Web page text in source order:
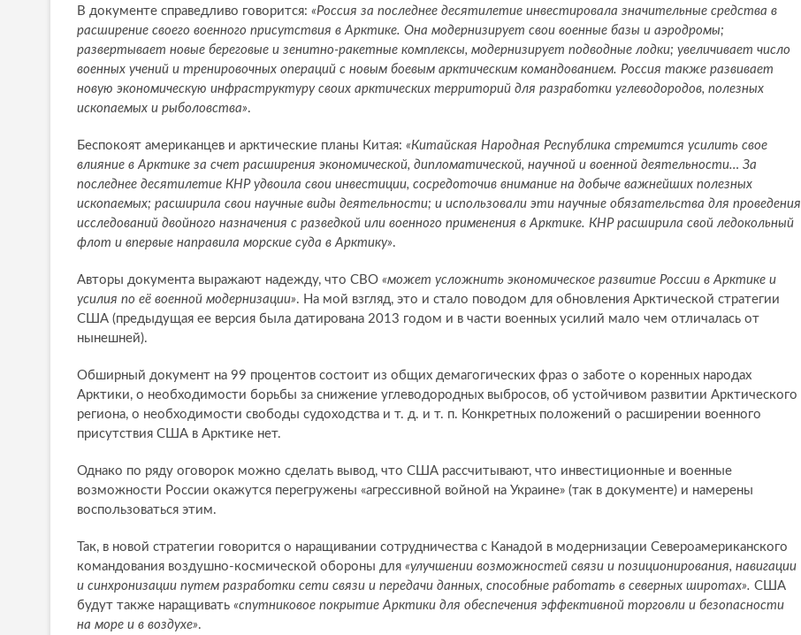
В документе справедливо говорится: «Россия за последнее десятилетие инвестировала значительные средства в
расширение своего военного присутствия в Арктике. Она модернизирует свои военные базы и аэродромы;
развертывает новые береговые и зенитно-ракетные комплексы, модернизирует подводные лодки; увеличивает число
военных учений и тренировочных операций с новым боевым арктическим командованием. Россия также развивает
новую экономическую инфраструктуру своих арктических территорий для разработки углеводородов, полезных
ископаемых и рыболовства».
Беспокоят американцев и арктические планы Китая: «Китайская Народная Республика стремится усилить свое
влияние в Арктике за счет расширения экономической, дипломатической, научной и военной деятельности… За
последнее десятилетие КНР удвоила свои инвестиции, сосредоточив внимание на добыче важнейших полезных
ископаемых; расширила свои научные виды деятельности; и использовали эти научные обязательства для проведения
исследований двойного назначения с разведкой или военного применения в Арктике. КНР расширила свой ледокольный
флот и впервые направила морские суда в Арктику».
Авторы документа выражают надежду, что СВО «может усложнить экономическое развитие России в Арктике и
усилия по её военной модернизации». На мой взгляд, это и стало поводом для обновления Арктической стратегии
США (предыдущая ее версия была датирована 2013 годом и в части военных усилий мало чем отличалась от
нынешней).
Обширный документ на 99 процентов состоит из общих демагогических фраз о заботе о коренных народах
Арктики, о необходимости борьбы за снижение углеводородных выбросов, об устойчивом развитии Арктического
региона, о необходимости свободы судоходства и т. д. и т. п. Конкретных положений о расширении военного
присутствия США в Арктике нет.
Однако по ряду оговорок можно сделать вывод, что США рассчитывают, что инвестиционные и военные
возможности России окажутся перегружены «агрессивной войной на Украине» (так в документе) и намерены
воспользоваться этим.
Так, в новой стратегии говорится о наращивании сотрудничества с Канадой в модернизации Североамериканского
командования воздушно-космической обороны для «улучшении возможностей связи и позиционирования, навигации
и синхронизации путем разработки сети связи и передачи данных, способные работать в северных широтах». США
будут также наращивать «спутниковое покрытие Арктики для обеспечения эффективной торговли и безопасности
на море и в воздухе».